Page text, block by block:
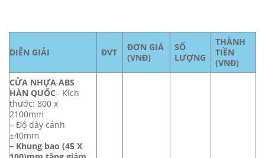
DIỄN GIẢI ĐVT
ĐƠN GIÁ
(VNĐ)
SỐ
LƯỢNG
THÀNH
TIỀN
(VNĐ)
CỬA NHỰA ABS
HÀN QUỐC– Kích
thước: 800 x
2100mm
– Độ dày cánh
±40mm
– Khung bao (45 X